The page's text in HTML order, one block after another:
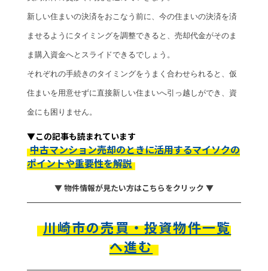
新しい住まいの決済をおこなう前に、今の住まいの決済を済
ませるようにタイミングを調整できると、売却代金がそのま
ま購入資金へとスライドできるでしょう。
それぞれの手続きのタイミングをうまく合わせられると、仮
住まいを用意せずに直接新しい住まいへ引っ越しができ、資
金にも困りません。
▼この記事も読まれています
中古マンション売却のときに活用するマイソクの
ポイントや重要性を解説
▼ 物件情報が見たい方はこちらをクリック ▼
川崎市の売買・投資物件一覧
へ進む